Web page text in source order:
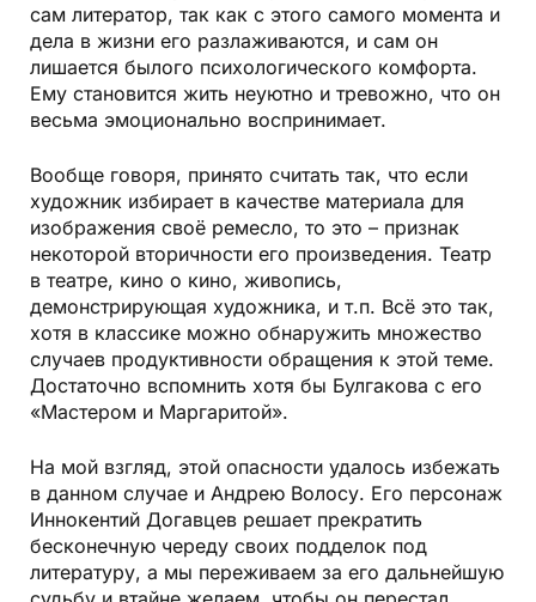
сам литератор, так как с этого самого момента и
дела в жизни его разлаживаются, и сам он
лишается былого психологического комфорта.
Ему становится жить неуютно и тревожно, что он
весьма эмоционально воспринимает.
Вообще говоря, принято считать так, что если
художник избирает в качестве материала для
изображения своё ремесло, то это – признак
некоторой вторичности его произведения. Театр
в театре, кино о кино, живопись,
демонстрирующая художника, и т.п. Всё это так,
хотя в классике можно обнаружить множество
случаев продуктивности обращения к этой теме.
Достаточно вспомнить хотя бы Булгакова с его
«Мастером и Маргаритой».
На мой взгляд, этой опасности удалось избежать
в данном случае и Андрею Волосу. Его персонаж
Иннокентий Догавцев решает прекратить
бесконечную череду своих подделок под
литературу, а мы переживаем за его дальнейшую